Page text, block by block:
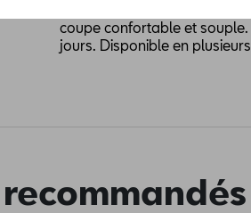
Les t-shirts SEAT premium
coupe confortable et
jours. Disponible en